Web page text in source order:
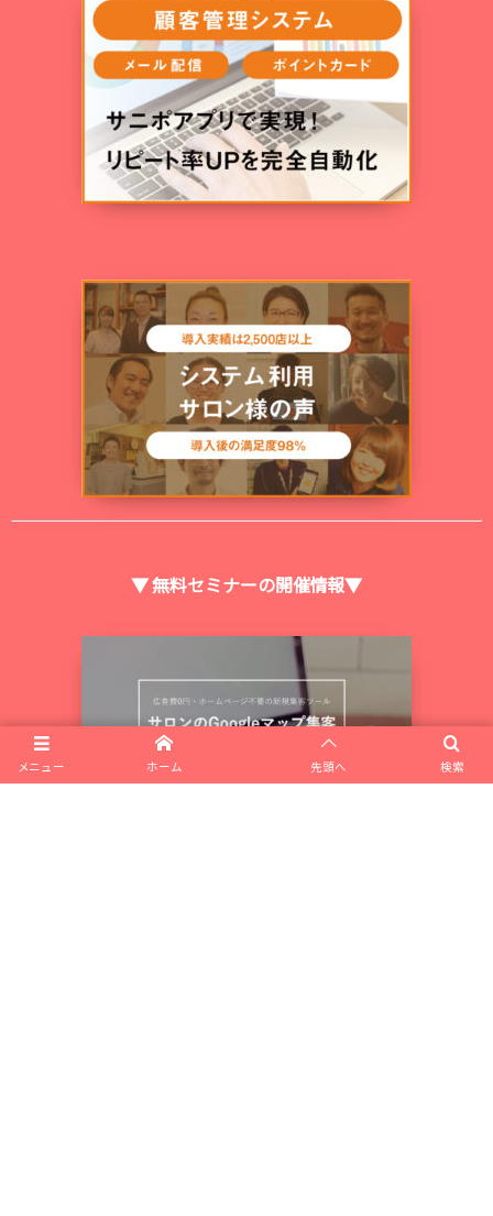
▼ 無料セミナーの開催情報▼
メニュー 検索
ホーム 先頭へ